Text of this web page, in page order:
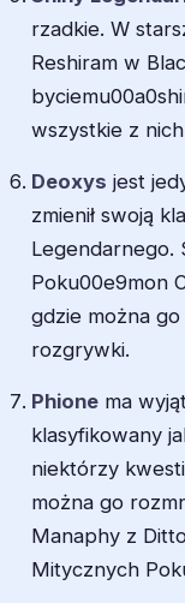
rzadkie. W
Reshiram w
wszystkie z
Deoxys jest
zmienił swoją
Legendarnego.
Poku00e9mon
gdzie można
rozgrywki.
Phione ma
klasyfikowany
niektórzy
można go
Manaphy z
Mitycznych